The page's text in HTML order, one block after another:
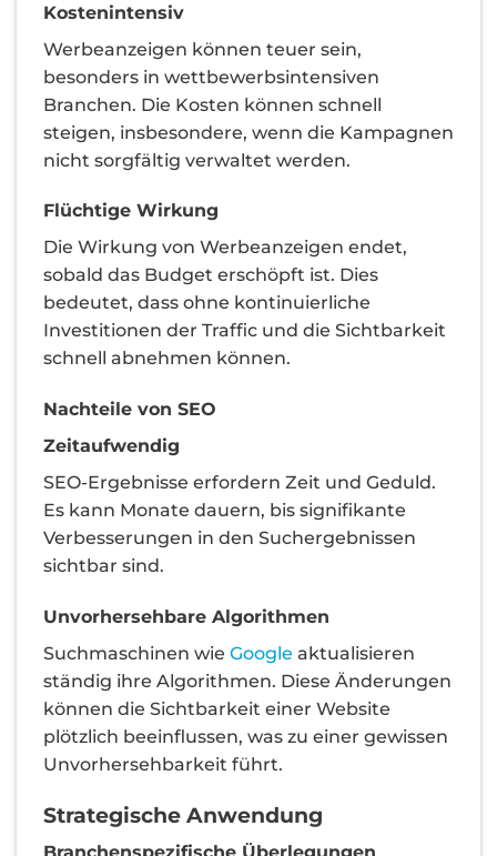
Kostenintensiv
Werbeanzeigen können teuer sein,
besonders in wettbewerbsintensiven
Branchen. Die Kosten können schnell
steigen, insbesondere, wenn die Kampagnen
nicht sorgfältig verwaltet werden.
Flüchtige Wirkung
Die Wirkung von Werbeanzeigen endet,
sobald das Budget erschöpft ist. Dies
bedeutet, dass ohne kontinuierliche
Investitionen der Traffic und die Sichtbarkeit
schnell abnehmen können.
Nachteile von SEO
Zeitaufwendig
SEO-Ergebnisse erfordern Zeit und Geduld.
Es kann Monate dauern, bis signifikante
Verbesserungen in den Suchergebnissen
sichtbar sind.
Unvorhersehbare Algorithmen
Suchmaschinen wie Google aktualisieren
ständig ihre Algorithmen. Diese Änderungen
können die Sichtbarkeit einer Website
plötzlich beeinflussen, was zu einer gewissen
Unvorhersehbarkeit führt.
Strategische Anwendung